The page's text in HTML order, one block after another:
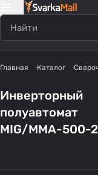
Главная Каталог
Инверторный
полуавтомат
MIG/MMA-500-2